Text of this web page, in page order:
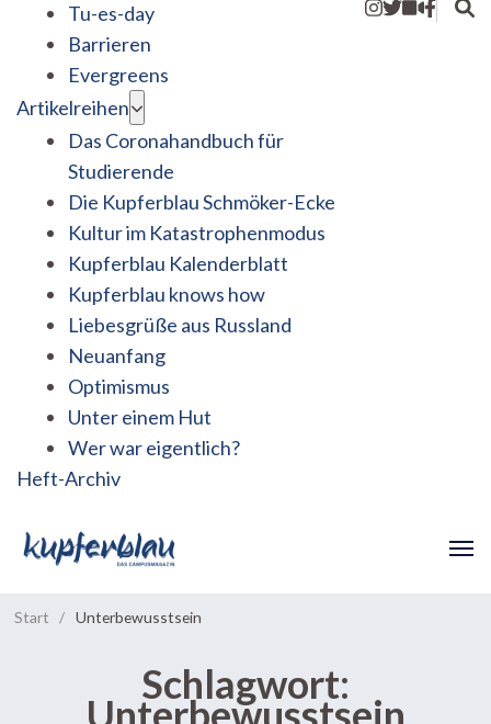
Tu-es-day
Barrieren
Evergreens
Artikelreihen
Das Coronahandbuch für
Studierende
Die Kupferblau Schmöker-Ecke
Kultur im Katastrophenmodus
Kupferblau Kalenderblatt
Kupferblau knows how
Liebesgrüße aus Russland
Neuanfang
Optimismus
Unter einem Hut
Wer war eigentlich?
Heft-Archiv
Start / Unterbewusstsein
Schlagwort:
Unterbewusstsein